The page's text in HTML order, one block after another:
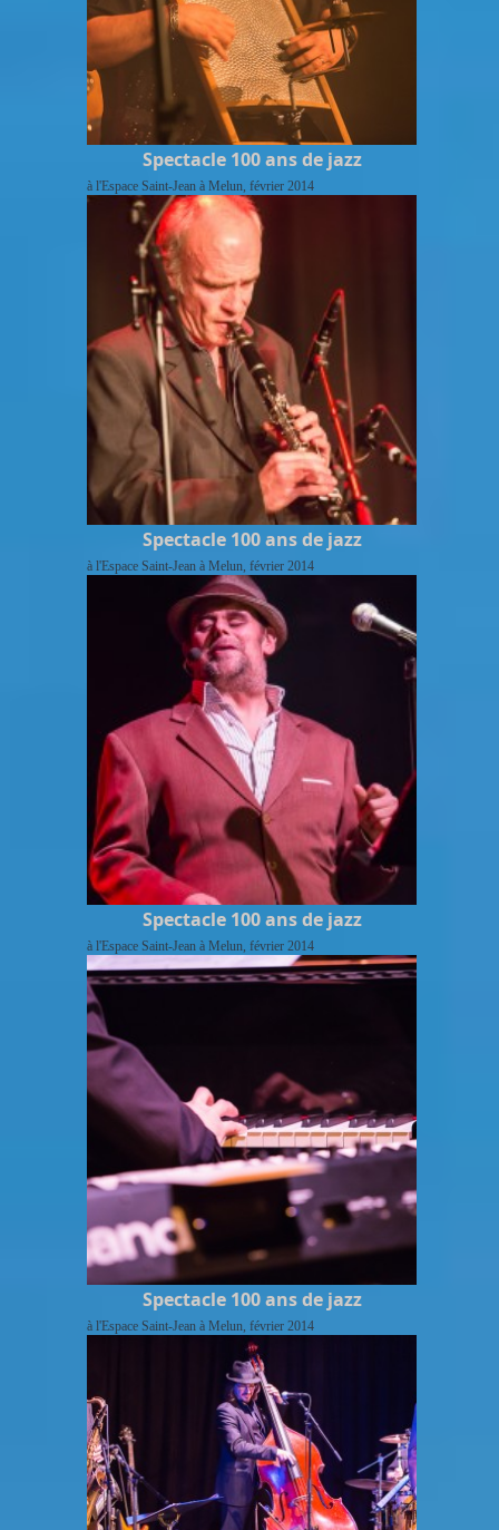
Spectacle 100 ans de jazz
à l'Espace Saint-Jean à Melun, février 2014
Spectacle 100 ans de jazz
à l'Espace Saint-Jean à Melun, février 2014
Spectacle 100 ans de jazz
à l'Espace Saint-Jean à Melun, février 2014
Spectacle 100 ans de jazz
à l'Espace Saint-Jean à Melun, février 2014